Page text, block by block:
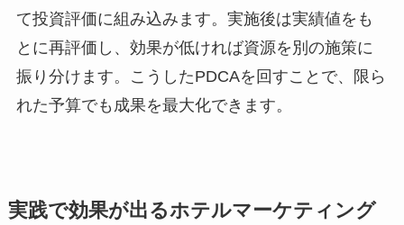
て投資評価に組み込みます。実施後は実績値をも
とに再評価し、効果が低ければ資源を別の施策に
振り分けます。こうしたPDCAを回すことで、限ら
れた予算でも成果を最大化できます。
実践で効果が出るホテルマーケティング